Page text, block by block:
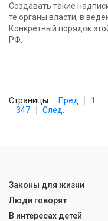
Создавать такие
те органы власти, в
Конкретный порядок
РФ.
Страницы: Пред. 1
347
След.
Законы для жизни
Люди говорят
В интересах детей